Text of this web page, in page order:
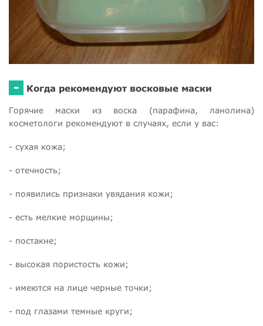
- Когда рекомендуют восковые маски
Горячие маски из воска (парафина, ланолина)
косметологи рекомендуют в случаях, если у вас:
- сухая кожа;
- отечность;
- появились признаки увядания кожи;
- есть мелкие морщины;
- постакне;
- высокая пористость кожи;
- имеются на лице черные точки;
- под глазами темные круги;